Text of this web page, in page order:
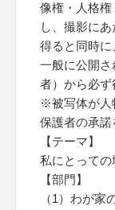
像権・人格
し、撮影に
得ると同時に
一般に公開
者）から必ず
※被写体が人
保護者の承諾
【テーマ】
私にとって
【部門】
（1）わが家